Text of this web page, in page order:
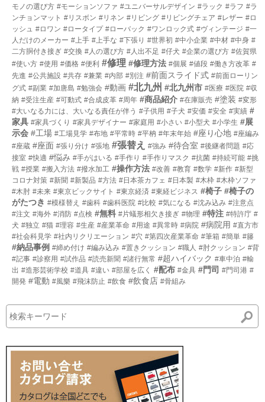
モノの選び方 #モーションソファ #ユニバーサルデザイン #ラック #ラフ #ラ
ンチョンマット #リスボン #リネン #リビング #リビングチェア #レザー #ロ
ッシュ #ロワン #ロータイプ #ローバック #ワンロック式 #ヴィンテージ #一
人だけのメーカー #上手 #上手な #下張り #世界初 #中小企業 #中材 #中身 #
二方胴付き接ぎ #交換 #人の選び方 #人出不足 #仔犬 #企業の選び方 #佐賀県
#使い方 #使用 #価格 #便利 #修理 #修理方法 #個展 #値段 #働き方改革 #
先進 #公共施設 #共存 #兼業 #内部 #別注 #前面スライド式 #前面ローリン
グ式 #副業 #加唐島 #勉強会 #動画 #北九州 #北九州市 #医療 #医院 #収
納 #受注生産 #可動式 #合成皮革 #周年 #商品紹介 #在庫販売 #塗装 #変形
#大いなる力には、大いなる責任が伴う #子供用 #子犬 #安価 #安全 #実績 #
家具 #家具づくり #家具デザイナー #家庭用 #小さい #小型犬 #小学生 #展
示会 #工場 #工場見学 #布地 #平常時 #平枘 #年末年始 #座り心地 #座編み
#座蔵 #座面 #張り分け #張地 #張替え #強み #待合室 #後継者問題 #応
接室 #快適 #悩み #手がはいる #手作り #手作りマスク #抗菌 #持続可能 #挑
戦 #授業 #搬入方法 #撥水加工 #操作方法 #改善 #教育 #数学 #新作 #新型
コロナ対策 #新聞 #新製品 #方法 #日本茶カフェ #日本製 #木枠 #木枠ソファ
#木肘 #未来 #東京ビックサイト #東京経済 #東経ビジネス #椅子 #椅子の
がたつき #模様替え #歯科 #歯科医院 #比較 #気になる #沈み込み #注意点
#注文 #海外 #消防 #点検 #無料 #片蟻形相欠き接ぎ #物理 #特注 #特許庁 #
犬 #独立 #猫 #理容 #生産 #産業革命 #用途 #異常時 #病院 #病院用 #直方市
#社会科見学 #社内リクリエーション #穴 #第四次産業革命 #筆箱 #簡単 #籐
#納品事例 #締め付け #編み込み #置きクッション #職人 #肘クッション #背
#記事 #診察用 #試作品 #読売新聞 #諸行無常 #超ハイバック #車中泊 #輸
出 #造形芸術学校 #道具 #違い #部屋を広く #配布 #金具 #門司 #門司港 #
開発 #電動 #風樂 #飛沫防止 #飲食 #飲食店 #骨組み